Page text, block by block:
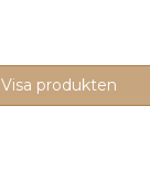
Visa produkten